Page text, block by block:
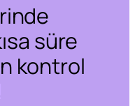
süre
kontrol